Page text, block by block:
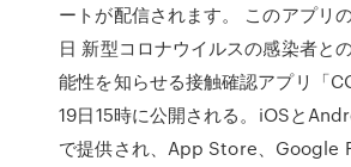
ートが配信されます。 このアプリ
日 新型コロナウイルスの感染者と
能性を知らせる接触確認アプリ「
19日15時に公開される。iOSと
で提供され、App Store、Google